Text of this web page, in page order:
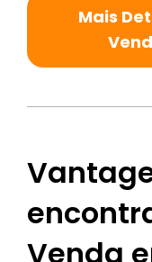
Mais
Venda